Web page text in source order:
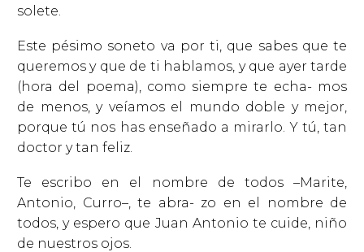
solete.
Este pésimo soneto va por ti, que sabes que te
queremos y que de ti hablamos, y que ayer tarde
(hora del poema), como siempre te echa- mos
de menos, y veíamos el mundo doble y mejor,
porque tú nos has enseñado a mirarlo. Y tú, tan
doctor y tan feliz.
Te escribo en el nombre de todos –Marite,
Antonio, Curro–, te abra- zo en el nombre de
todos, y espero que Juan Antonio te cuide, niño
de nuestros ojos.